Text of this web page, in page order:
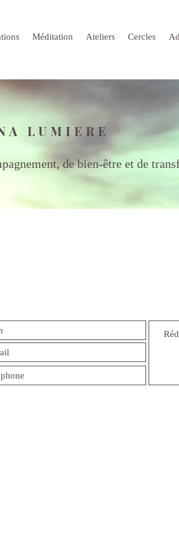
Méditation Ateliers Cercles
LUMIERE
de bien-être et de